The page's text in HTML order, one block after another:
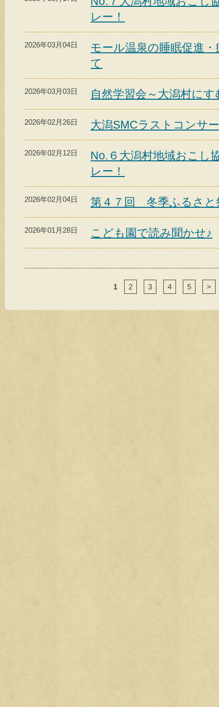
レー！
2026年03月04日
モール温泉の睡眠促進
て
2026年03月03日 自然学習会～大潟村に
2026年02月26日 大潟SMCラストコンサ
2026年02月12日
No.６大潟村地域おこし
レー！
2026年02月04日 第４７回 冬季ふるさと
2026年01月28日 こども園で読み聞かせ♪
1 2 3 4 5 >